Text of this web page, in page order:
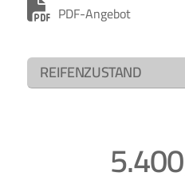
PDF-Angebot
REIFENZUSTAND